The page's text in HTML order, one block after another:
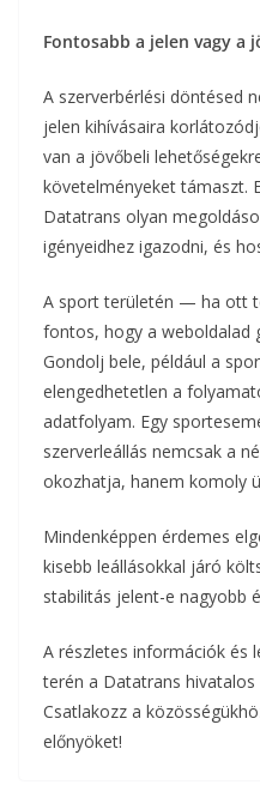
Fontosabb a jelen vagy a
A szerverbérlési döntésed
jelen kihívásaira
van a jövőbeli
követelményeket támaszt.
Datatrans olyan
igényeidhez igazodni, és
A sport területén — ha ott
fontos, hogy a weboldalad
Gondolj bele, például a
elengedhetetlen a
adatfolyam. Egy
szerverleállás nemcsak a
okozhatja, hanem komoly
Mindenképpen érdemes
kisebb leállásokkal járó
stabilitás jelent-e nagyobb
A részletes információk és
terén a Datatrans
Csatlakozz a
előnyöket!